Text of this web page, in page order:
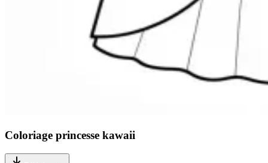
Coloriage princesse kawaii